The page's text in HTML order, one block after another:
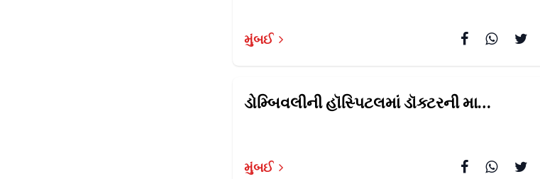
મુંબઈ
ડોમ્બિવલીની હૉસ્પિટલમાં ડૉક્ટરનીમારપીટનું પ્રકરણ
મુંબઈ